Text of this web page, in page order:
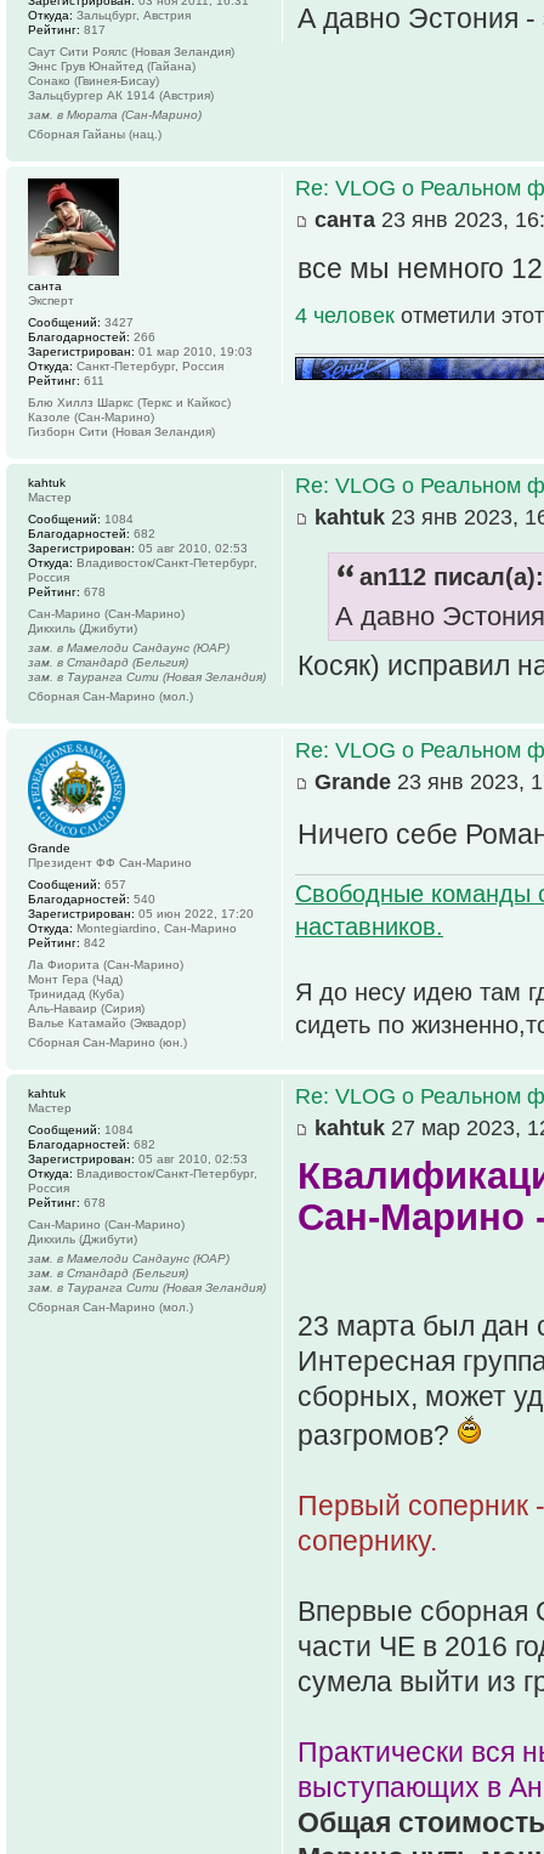
А давно Эстония
Откуда: Зальцбург, Австрия
Рейтинг: 817
Саут Сити Роялс (Новая Зеландия)
Эннс Грув Юнайтед (Гайана)
Сонако (Гвинея-Бисау)
Зальцбургер АК 1914 (Австрия)
зам. в Мюрата (Сан-Марино)
Сборная Гайаны (нац.)
Re: VLOG о Реальном
санта 23 янв 2023,
все мы немного
4 человек отметили
санта
Эксперт
Сообщений: 3427
Благодарностей: 266
Зарегистрирован: 01 мар 2010, 19:03
Откуда: Санкт-Петербург, Россия
Рейтинг: 611
Блю Хиллз Шаркс (Теркс и Кайкос)
Казоле (Сан-Марино)
Гизборн Сити (Новая Зеландия)
Re: VLOG о Реальном
kahtuk 23 янв 2023,
an112 писал(а):
А давно
Косяк) исправил
kahtuk
Мастер
Сообщений: 1084
Благодарностей: 682
Зарегистрирован: 05 авг 2010, 02:53
Откуда: Владивосток/Санкт-Петербург,
Россия
Рейтинг: 678
Сан-Марино (Сан-Марино)
Дикхиль (Джибути)
зам. в Мамелоди Сандаунс (ЮАР)
зам. в Стандард (Бельгия)
зам. в Тауранга Сити (Новая Зеландия)
Сборная Сан-Марино (мол.)
Re: VLOG о Реальном
Grande 23 янв 2023,
Ничего себе
Свободные команды
наставников.
Я до несу идею там
сидеть по
Grande
Президент ФФ Сан-Марино
Сообщений: 657
Благодарностей: 540
Зарегистрирован: 05 июн 2022, 17:20
Откуда: Montegiardino, Сан-Марино
Рейтинг: 842
Ла Фиорита (Сан-Марино)
Монт Гера (Чад)
Тринидад (Куба)
Аль-Наваир (Сирия)
Валье Катамайо (Эквадор)
Сборная Сан-Марино (юн.)
Re: VLOG о Реальном
kahtuk 27 мар 2023,
Сан-Марино
23 марта был дан
Интересная
сборных, может
разгромов?
Первый соперник
сопернику.
Впервые сборная
части ЧЕ в 2016
сумела выйти из
Практически вся
выступающих в
Общая
kahtuk
Мастер
Сообщений: 1084
Благодарностей: 682
Зарегистрирован: 05 авг 2010, 02:53
Откуда: Владивосток/Санкт-Петербург,
Россия
Рейтинг: 678
Сан-Марино (Сан-Марино)
Дикхиль (Джибути)
зам. в Мамелоди Сандаунс (ЮАР)
зам. в Стандард (Бельгия)
зам. в Тауранга Сити (Новая Зеландия)
Сборная Сан-Марино (мол.)